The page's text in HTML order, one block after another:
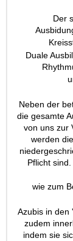
Der
Duale
Neben der
die gesamte
von uns zur
werden
Pflicht
wie zum
Azubis in den
zudem
indem sie